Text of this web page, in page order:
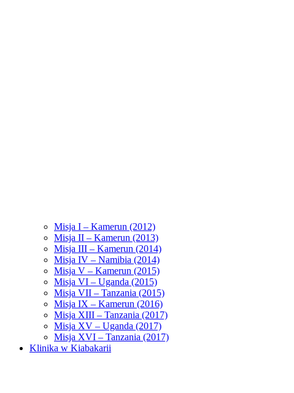
Misja I – Kamerun (2012)
Misja II – Kamerun (2013)
Misja III – Kamerun (2014)
Misja IV – Namibia (2014)
Misja V – Kamerun (2015)
Misja VI – Uganda (2015)
Misja VII – Tanzania (2015)
Misja IX – Kamerun (2016)
Misja XIII – Tanzania (2017)
Misja XV – Uganda (2017)
Misja XVI – Tanzania (2017)
Klinika w Kiabakarii